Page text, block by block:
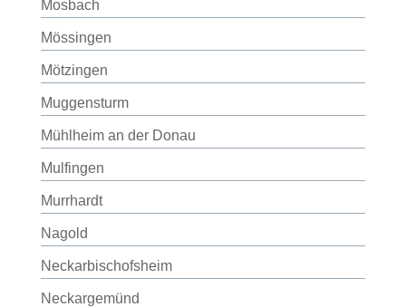
Mosbach
Mössingen
Mötzingen
Muggensturm
Mühlheim an der Donau
Mulfingen
Murrhardt
Nagold
Neckarbischofsheim
Neckargemünd